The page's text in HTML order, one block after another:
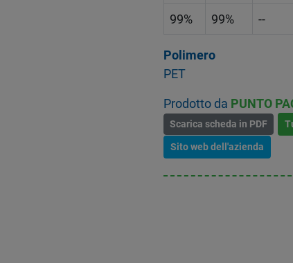
99% 99% --
Polimero
PET
Prodotto da PUNTO
Scarica scheda in PDF
Sito web dell'azienda